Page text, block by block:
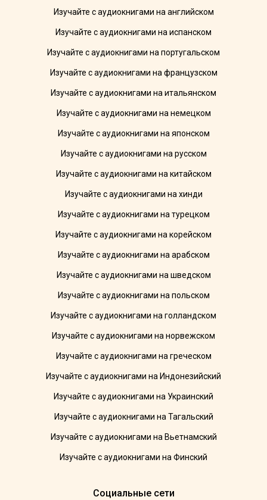
Изучайте с аудиокнигами на английском
Изучайте с аудиокнигами на испанском
Изучайте с аудиокнигами на португальском
Изучайте с аудиокнигами на французском
Изучайте с аудиокнигами на итальянском
Изучайте с аудиокнигами на немецком
Изучайте с аудиокнигами на японском
Изучайте с аудиокнигами на русском
Изучайте с аудиокнигами на китайском
Изучайте с аудиокнигами на хинди
Изучайте с аудиокнигами на турецком
Изучайте с аудиокнигами на корейском
Изучайте с аудиокнигами на арабском
Изучайте с аудиокнигами на шведском
Изучайте с аудиокнигами на польском
Изучайте с аудиокнигами на голландском
Изучайте с аудиокнигами на норвежском
Изучайте с аудиокнигами на греческом
Изучайте с аудиокнигами на Индонезийский
Изучайте с аудиокнигами на Украинский
Изучайте с аудиокнигами на Тагальский
Изучайте с аудиокнигами на Вьетнамский
Изучайте с аудиокнигами на Финский
Социальные сети